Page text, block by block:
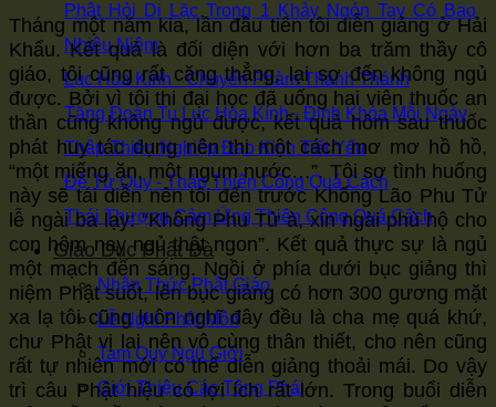
Phật Hỏi Di Lặc Trong 1 Khảy Ngón Tay Có Bao
Nhiêu Niệm
Lục Hòa Kính - Chuyển Phàm Thành Thánh
Tăng Đoàn Tu Lục Hòa Kính - Định Khóa Mỗi Ngày
Thập Thiện Nghiệp Đạo Kinh Tiết Yếu
Đệ Tử Quy - Thập Thiện Công Quá Cách
Thái Thượng Cảm Ứng Thiên Công Quá Cách
Giáo Dục Phật Đà
Nhận Thức Phật Giáo
Lễ Nghi Phật Môn
Tam Quy Ngũ Giới
Giới Thiệu Các Tông Phái
Tháng một năm kia, lần đầu tiên tôi diễn giảng ở Hải
Khẩu. Kết quả là đối diện với hơn ba trăm thầy cô
giáo, tôi cũng rất căng thẳng, lại sợ đến không ngủ
được. Bởi vì tôi thi đại học đã uống hai viên thuốc an
thần cũng không ngủ được, kết quả hôm sau thuốc
phát huy tác dụng nên thi một cách mơ mơ hồ hồ,
“một miếng ăn, một ngụm nước…”. Tôi sợ tình huống
này sẽ tái diễn nên tôi đến trước Khổng Lão Phu Tử
lễ ngài ba lạy: “Không Phu Tử à, xin ngài phù hộ cho
con hôm nay ngủ thật ngon”. Kết quả thực sự là ngủ
một mạch đến sáng. Ngồi ở phía dưới bục giảng thì
niệm Phật suốt, lên bục giảng có hơn 300 gương mặt
xa lạ tôi cũng luôn nghĩ đây đều là cha mẹ quá khứ,
chư Phật vị lai nên vô cùng thân thiết, cho nên cũng
rất tự nhiên mới có thể diễn giảng thoải mái. Do vậy
trì câu Phật hiệu có lợi ích rất lớn. Trong buổi diễn